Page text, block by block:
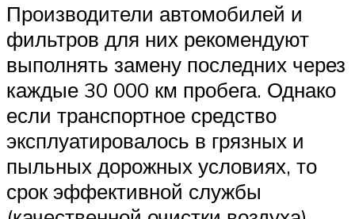
Производители автомобилей и
фильтров для них рекомендуют
выполнять замену последних через
каждые 30 000 км пробега. Однако
если транспортное средство
эксплуатировалось в грязных и
пыльных дорожных условиях, то
срок эффективной службы